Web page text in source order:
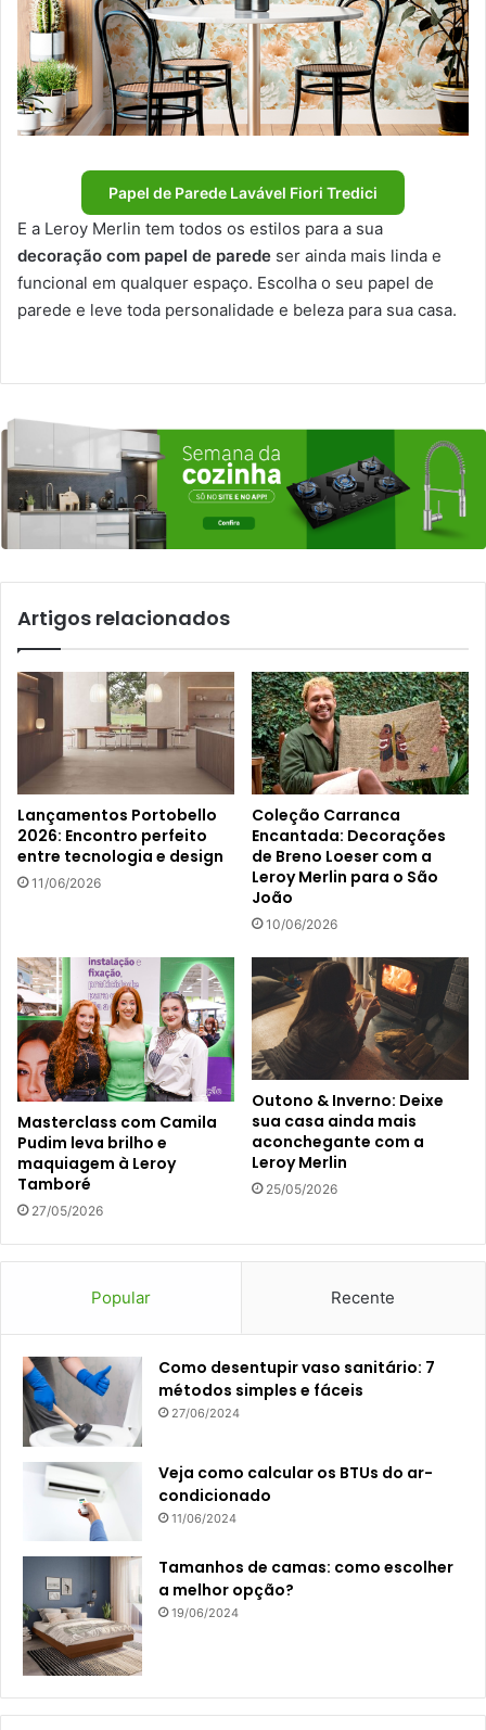
Papel de Parede Lavável Fiori Tredici
E a Leroy Merlin tem todos os estilos para a sua
decoração com papel de parede ser ainda mais linda e
funcional em qualquer espaço. Escolha o seu papel de
parede e leve toda personalidade e beleza para sua casa.
Artigos relacionados
Lançamentos Portobello
2026: Encontro perfeito
entre tecnologia e design
11/06/2026
Coleção Carranca
Encantada: Decorações
de Breno Loeser com a
Leroy Merlin para o São
João
10/06/2026
Masterclass com Camila
Pudim leva brilho e
maquiagem à Leroy
Tamboré
27/05/2026
Outono & Inverno: Deixe
sua casa ainda mais
aconchegante com a
Leroy Merlin
25/05/2026
Popular Recente
Como desentupir vaso sanitário: 7
métodos simples e fáceis
27/06/2024
Veja como calcular os BTUs do ar-
condicionado
11/06/2024
Tamanhos de camas: como escolher
a melhor opção?
19/06/2024